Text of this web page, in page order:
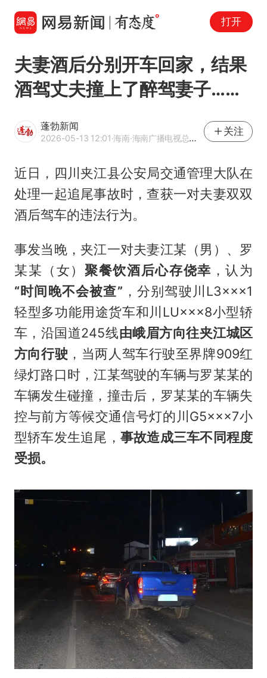
打开
夫妻酒后分别开车回家，结果
酒驾丈夫撞上了醉驾妻子……
蓬勃新闻
2026-05-13 12:01·海南·海南广播电视总台《直播海南》栏目官方网易号
关注
近日，四川夹江县公安局交通管理大队在
处理一起追尾事故时，查获一对夫妻双双
酒后驾车的违法行为。
事发当晚，夹江一对夫妻江某（男）、罗
某某（女）聚餐饮酒后心存侥幸 ，认为
“时间晚不会被查” ，分别驾驶川L3×××1
轻型多功能用途货车和川LU×××8小型轿
车，沿国道245线由峨眉方向往夹江城区
方向行驶 ，当两人驾车行驶至界牌909红
绿灯路口时，江某驾驶的车辆与罗某某的
车辆发生碰撞，撞击后，罗某某的车辆失
控与前方等候交通信号灯的川G5×××7小
型轿车发生追尾， 事故造成三车不同程度
受损。